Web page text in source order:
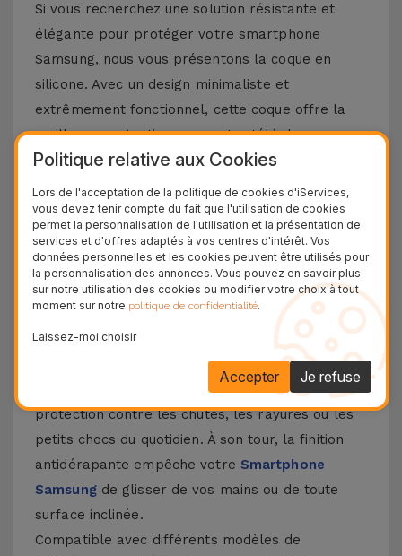
Si vous recherchez une solution résistante et
élégante pour protéger votre smartphone
Samsung, nous vous présentons la coque en
silicone. Avec un design minimaliste et
extrêmement fonctionnel, cette coque offre la
meilleure protection pour votre téléphone
portable, combinée à un toucher doux sans
négliger le design et les fonctionnalités
emblématiques de votre téléphone portable
Samsung.
Découvrez les avantages d'une coque en
silicone Samsung
La coque en silicone pour Samsung se distingue
par sa légèreté et sa flexibilité. Fabriqué à partir
de matériaux de haute qualité, vous aurez une
protection contre les chutes, les rayures ou les
petits chocs du quotidien. À son tour, la finition
antidérapante empêche votre Smartphone
Samsungde glisser de vos mains ou de toute
surface inclinée.
Compatible avec différents modèles de
Politique relative aux Cookies
Lors de l'acceptation de la politique de cookies d'iServices,
vous devez tenir compte du fait que l'utilisation de cookies
permet la personnalisation de l'utilisation et la présentation de
services et d'offres adaptés à vos centres d'intérêt. Vos
données personnelles et les cookies peuvent être utilisés pour
la personnalisation des annonces. Vous pouvez en savoir plus
sur notre utilisation des cookies ou modifier votre choix à tout
moment sur notre politique de confidentialité.
Laissez-moi choisir
Je refuse
Accepter